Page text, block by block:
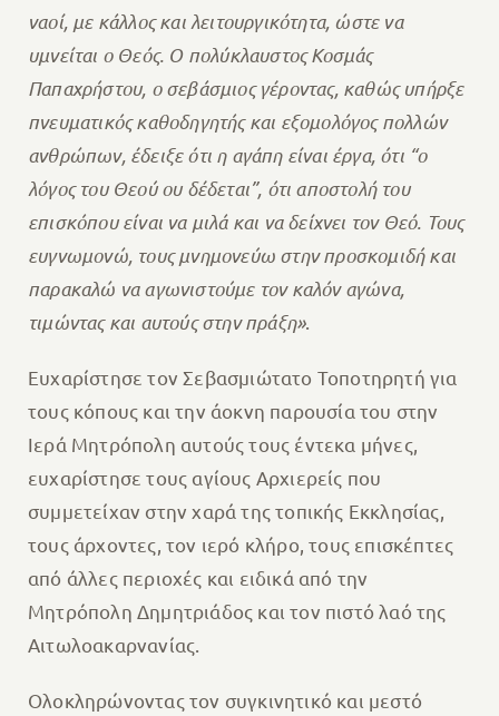
ναοί, με κάλλος και λειτουργικότητα, ώστε να
υμνείται ο Θεός. Ο πολύκλαυστος Κοσμάς
Παπαχρήστου, ο σεβάσμιος γέροντας, καθώς υπήρξε
πνευματικός καθοδηγητής και εξομολόγος πολλών
ανθρώπων, έδειξε ότι η αγάπη είναι έργα, ότι “ο
λόγος του Θεού ου δέδεται”, ότι αποστολή του
επισκόπου είναι να μιλά και να δείχνει τον Θεό. Τους
ευγνωμονώ, τους μνημονεύω στην προσκομιδή και
παρακαλώ να αγωνιστούμε τον καλόν αγώνα,
τιμώντας και αυτούς στην πράξη».
Ευχαρίστησε τον Σεβασμιώτατο Τοποτηρητή για
τους κόπους και την άοκνη παρουσία του στην
Ιερά Μητρόπολη αυτούς τους έντεκα μήνες,
ευχαρίστησε τους αγίους Αρχιερείς που
συμμετείχαν στην χαρά της τοπικής Εκκλησίας,
τους άρχοντες, τον ιερό κλήρο, τους επισκέπτες
από άλλες περιοχές και ειδικά από την
Μητρόπολη Δημητριάδος και τον πιστό λαό της
Αιτωλοακαρνανίας.
Ολοκληρώνοντας τον συγκινητικό και μεστό